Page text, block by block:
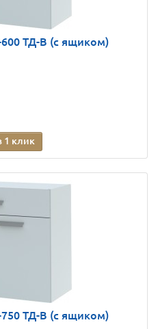
ТД-В (с ящиком)
1 клик
ТД-В (с ящиком)